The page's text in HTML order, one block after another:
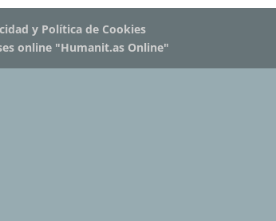
y Política de Cookies
online "Humanit.as Online"